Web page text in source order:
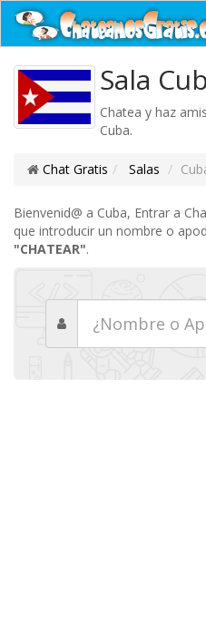
Sala
Chatea y haz
Cuba.
Chat Gratis Salas
Bienvenid@ a Cuba, Entrar a
que introducir un nombre o
"CHATEAR".